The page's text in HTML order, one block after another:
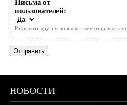
Письма от
пользователей:
Разрешить другим пользоватялем отправлять
НОВОСТИ